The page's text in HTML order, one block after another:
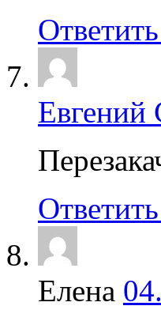
Евгений
Елена